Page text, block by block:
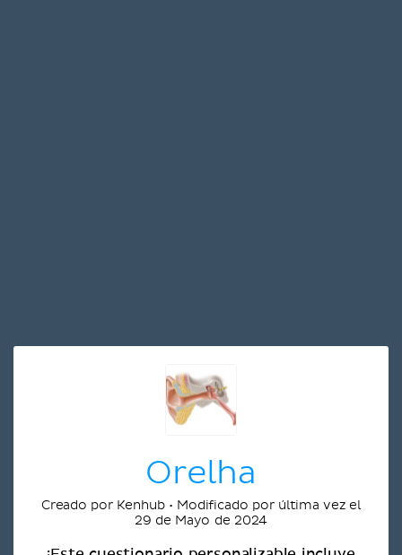
Orelha
Creado por Kenhub • Modificado por última vez el
29 de Mayo de 2024